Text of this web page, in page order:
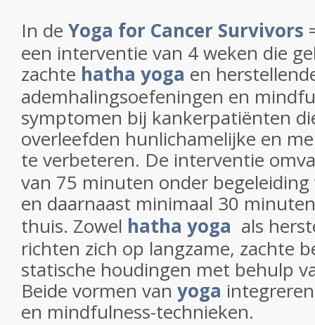
In de Yoga for Cancer Survivors
een interventie van 4 weken die
zachte hatha yoga en
ademhalingsoefeningen en
symptomen bij kankerpatiënten
overleefden hunlichamelijke en
te verbeteren. De interventie
van 75 minuten onder
en daarnaast minimaal 30
thuis. Zowel hatha yoga als
richten zich op langzame, zachte
statische houdingen met behulp
Beide vormen van yoga
en mindfulness-technieken.